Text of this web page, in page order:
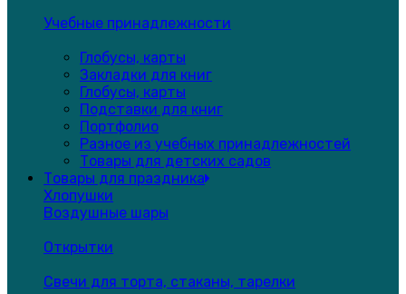
Учебные принадлежности
Глобусы, карты
Закладки для книг
Глобусы, карты
Подставки для книг
Портфолио
Разное из учебных принадлежностей
Товары для детских садов
Товары для праздника
Хлопушки
Воздушные шары
Открытки
Свечи для торта, стаканы, тарелки